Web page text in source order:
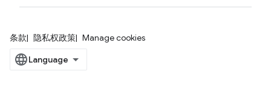
条款 隐私权政策 Manage cookies